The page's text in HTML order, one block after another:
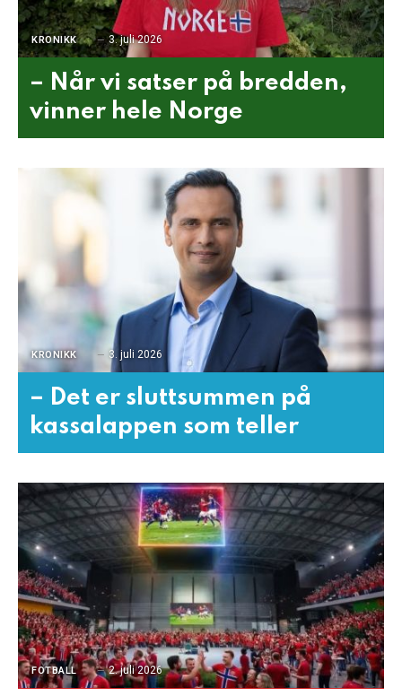
KRONIKK 3. juli 2026
– Når vi satser på bredden,
vinner hele Norge
KRONIKK 3. juli 2026
– Det er sluttsummen på
kassalappen som teller
FOTBALL 2. juli 2026